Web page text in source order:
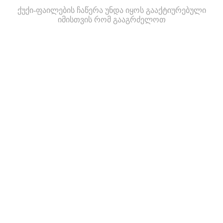
ქუქი-ფაილების ჩაწერა უნდა იყოს გააქტიურებული
იმისთვის რომ გააგრძელოთ